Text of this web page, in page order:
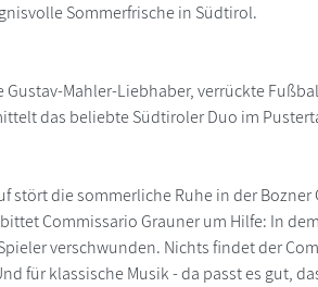
Sommerfrische in Südtirol.
Gustav-Mahler-Liebhaber, verrückte
das beliebte Südtiroler Duo im
stört die sommerliche Ruhe in der
Commissario Grauner um Hilfe: In
verschwunden. Nichts findet der
für klassische Musik - da passt es gut,